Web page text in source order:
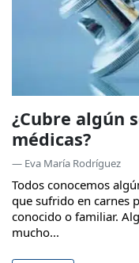
¿Cubre algún
médicas?
— Eva María Rodríguez
Todos conocemos
que sufrido en carnes
conocido o familiar.
mucho...